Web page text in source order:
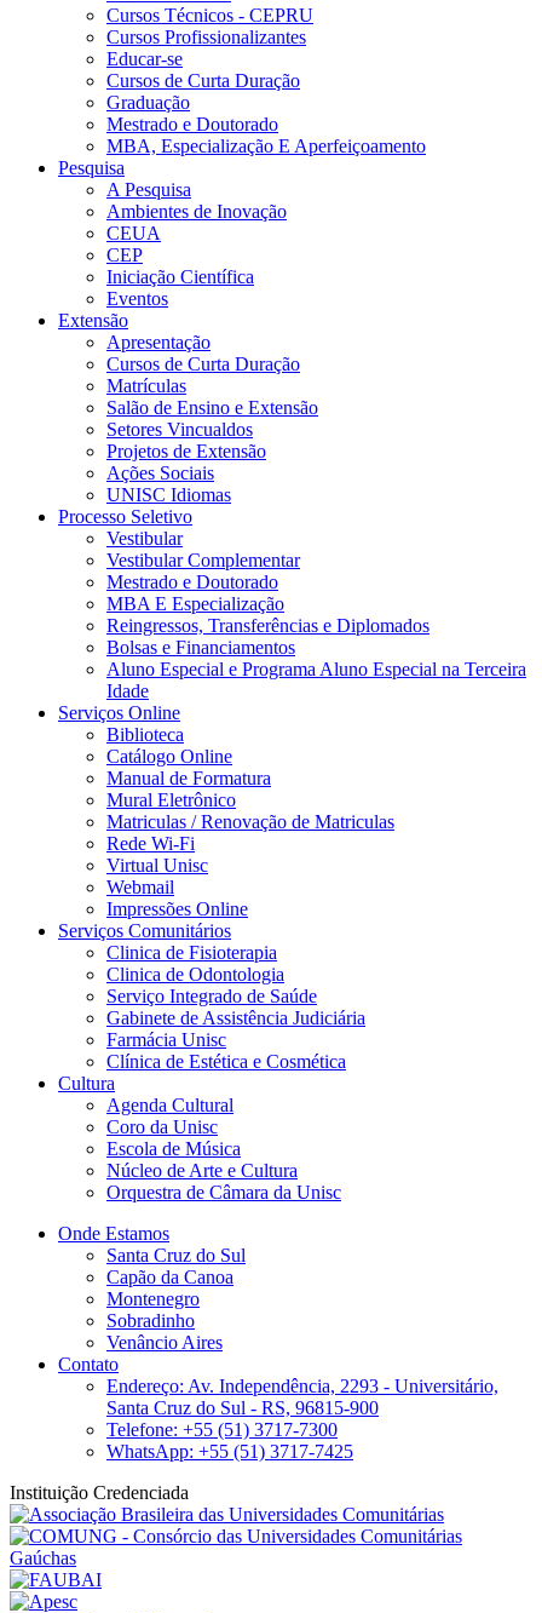
Cursos Técnicos - CEPRU
Cursos Profissionalizantes
Educar-se
Cursos de Curta Duração
Graduação
Mestrado e Doutorado
MBA, Especialização E Aperfeiçoamento
Pesquisa
A Pesquisa
Ambientes de Inovação
CEUA
CEP
Iniciação Científica
Eventos
Extensão
Apresentação
Cursos de Curta Duração
Matrículas
Salão de Ensino e Extensão
Setores Vincualdos
Projetos de Extensão
Ações Sociais
UNISC Idiomas
Processo Seletivo
Vestibular
Vestibular Complementar
Mestrado e Doutorado
MBA E Especialização
Reingressos, Transferências e Diplomados
Bolsas e Financiamentos
Aluno Especial e Programa Aluno Especial na Terceira
Idade
Serviços Online
Biblioteca
Catálogo Online
Manual de Formatura
Mural Eletrônico
Matriculas / Renovação de Matriculas
Rede Wi-Fi
Virtual Unisc
Webmail
Impressões Online
Serviços Comunitários
Clinica de Fisioterapia
Clinica de Odontologia
Serviço Integrado de Saúde
Gabinete de Assistência Judiciária
Farmácia Unisc
Clínica de Estética e Cosmética
Cultura
Agenda Cultural
Coro da Unisc
Escola de Música
Núcleo de Arte e Cultura
Orquestra de Câmara da Unisc
Onde Estamos
Santa Cruz do Sul
Capão da Canoa
Montenegro
Sobradinho
Venâncio Aires
Contato
Endereço: Av. Independência, 2293 - Universitário,
Santa Cruz do Sul - RS, 96815-900
Telefone: +55 (51) 3717-7300
WhatsApp: +55 (51) 3717-7425
Instituição Credenciada